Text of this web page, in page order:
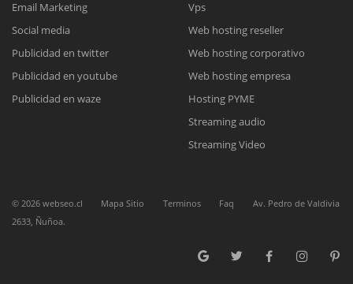
Nuestros ejecutivos le enviarán un correo electrónico con el enlace a
Cotización
Complete el formulario y nos contactaremos a la brevedad.
Chat Online
Todos nuestros ejecutivos están fuera de línea. Complete el formulario
para enviarnos un correo electrónico con sus datos personales.
Email Marketing
Social media
Publicidad en twitter
Publicidad en youtube
Publicidad en waze
Vps
Web hosting reseller
Web hosting corporativo
Web hosting empresa
Hosting PYME
Streaming audio
Streaming Video
© 2026 webseo.cl Mapa Sitio Terminos Faq
Av. Pedro de Valdivia
2633, Ñuñoa.